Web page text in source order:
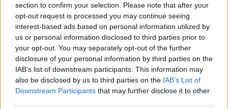
section to confirm your selection. Please note that after your
opt-out request is processed you may continue seeing
interest-based ads based on personal information utilized by
us or personal information disclosed to third parties prior to
your opt-out. You may separately opt-out of the further
disclosure of your personal information by third parties on the
IAB’s list of downstream participants. This information may
also be disclosed by us to third parties on the IAB’s List of
Downstream Participants that may further disclose it to other
Négy éven belül valósággá
válhatnak az elektromos
repülőjáratok Európában
KÖZLEKEDÉS
Történelmi aszály sújtja Nagy-
Britanniát is